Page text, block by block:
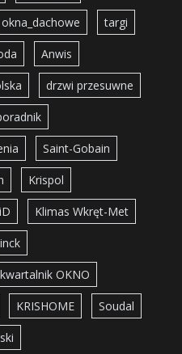
okna_dachowe targi
Anwis
drzwi przesuwne
Saint-Gobain
Krispol
Klimas Wkręt-Met
kwartalnik OKNO
KRISHOME Soudal